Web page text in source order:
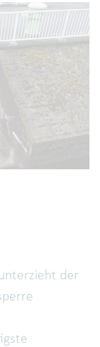
der